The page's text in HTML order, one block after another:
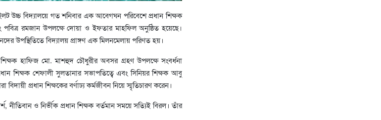
উচ্চ বিদ্যালয়ে গত শনিবার এক আবেগঘন পরিবেশে প্রধান শিক্ষক
রমজান উপলক্ষে দোয়া ও ইফতার মাহফিল অনুষ্ঠিত হয়েছে।
উপস্থিতিতে বিদ্যালয় প্রাঙ্গণ এক মিলনমেলায় পরিণত হয়।
শিক্ষক হাফিজ মো. মাশহুদ চৌধুরীর অবসর গ্রহণ উপলক্ষে সংবর্ধনা
শিক্ষক শেফালী সুলতানার সভাপতিত্বে এবং সিনিয়র শিক্ষক আবু
প্রধান শিক্ষকের বর্ণাঢ্য কর্মজীবন নিয়ে স্মৃতিচারণ করেন।
ও নির্ভীক প্রধান শিক্ষক বর্তমান সময়ে সত্যিই বিরল। তাঁর